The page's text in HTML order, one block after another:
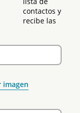
contactos y
recibe las
imagen